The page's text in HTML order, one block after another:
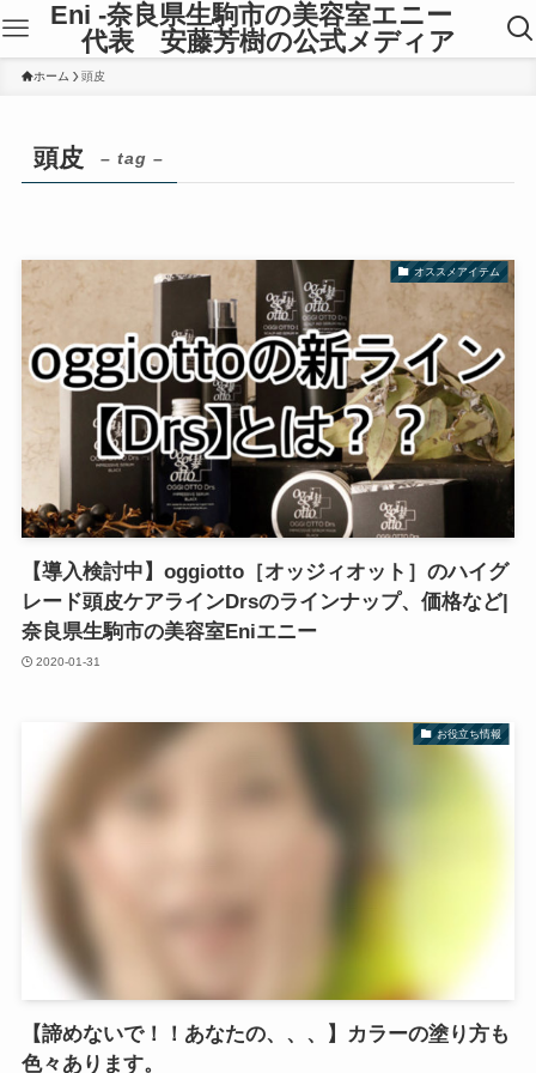
Eni -奈良県生駒市の美容室エニー
代表 安藤芳樹の公式メディア
ホーム 頭皮
頭皮 – tag –
オススメアイテム
【導入検討中】oggiotto［オッジィオット］のハイグ
レード頭皮ケアラインDrsのラインナップ、価格など|
奈良県生駒市の美容室Eniエニー
2020-01-31
お役立ち情報
【諦めないで！！あなたの、、、】カラーの塗り方も
色々あります。